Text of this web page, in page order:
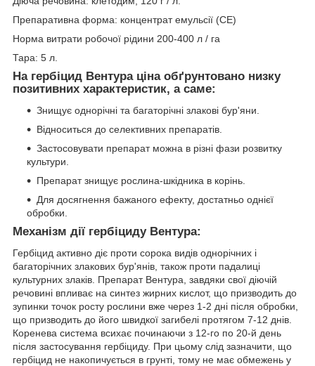
Препаративна форма: концентрат емульсії (СЕ)
Норма витрати робочої рідини 200-400 л / га
Тара: 5 л.
На гербіцид Вентура ціна обґрунтовано низку
позитивних характеристик, а саме:
Знищує однорічні та багаторічні злакові бур'яни.
Відноситься до селективних препаратів.
Застосовувати препарат можна в різні фази розвитку
культури.
Препарат знищує рослина-шкідника в корінь.
Для досягнення бажаного ефекту, достатньо однієї
обробки.
Механізм дії гербіциду Вентура:
Гербіцид активно діє проти сорока видів однорічних і
багаторічних злакових бур'янів, також проти падалиці
культурних злаків. Препарат Вентура, завдяки свої діючій
речовині впливає на синтез жирних кислот, що призводить до
зупинки точок росту рослини вже через 1-2 дні після обробки,
що призводить до його швидкої загибелі протягом 7-12 днів.
Коренева система всихає починаючи з 12-го по 20-й день
після застосування гербіциду. При цьому слід зазначити, що
гербіцид не накопичується в грунті, тому не має обмежень у